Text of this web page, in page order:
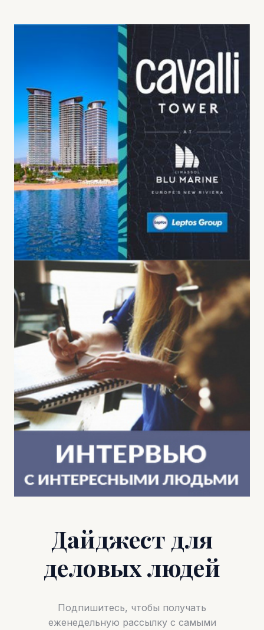
Дайджест для
деловых людей
Подпишитесь, чтобы получать
еженедельную рассылку с самыми